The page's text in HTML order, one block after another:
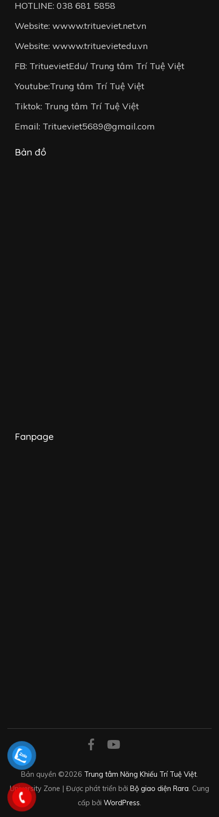
HOTLINE: 038 681 5858
Website: wwww.tritueviet.net.vn
Website: wwww.trituevietedu.vn
FB: TrituevietEdu/ Trung tâm Trí Tuệ Việt
Youtube:Trung tâm Trí Tuệ Việt
Tiktok: Trung tâm Trí Tuệ Việt
Email: Tritueviet5689@gmail.com
Bản đồ
Fanpage
Bản quyền ©2026 Trung tâm Năng Khiếu Trí Tuệ Việt
University Zone | Được phát triển bởi Bộ giao diện Rara . Cung
cấp bởi WordPress